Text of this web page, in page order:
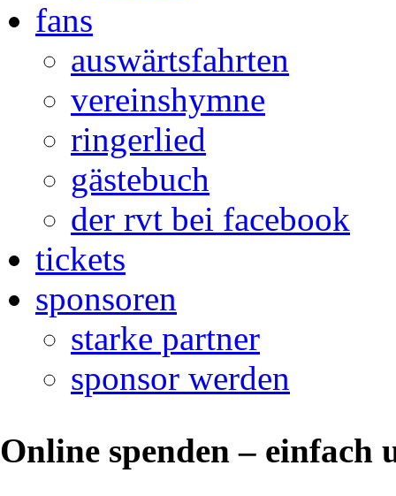
fans
auswärtsfahrten
vereinshymne
ringerlied
gästebuch
der rvt bei facebook
tickets
sponsoren
starke partner
sponsor werden
Online spenden – einfach
Ansetzungen